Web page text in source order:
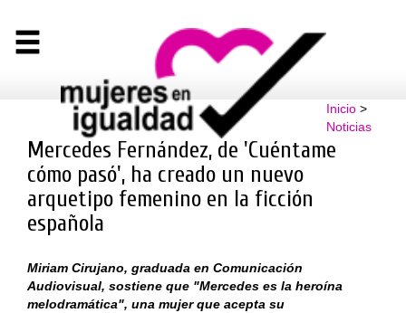
Inicio>
Noticias
Mercedes Fernández, de 'Cuéntame
cómo pasó', ha creado un nuevo
arquetipo femenino en la ficción
española
Miriam Cirujano, graduada en Comunicación
Audiovisual, sostiene que "Mercedes es la heroína
melodramática", una mujer que acepta su